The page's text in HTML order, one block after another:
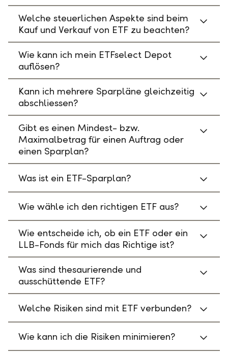
Welche steuerlichen Aspekte sind beim
Kauf und Verkauf von ETF zu beachten?
Wie kann ich mein ETFselect Depot
auflösen?
Kann ich mehrere Sparpläne gleichzeitig
abschliessen?
Gibt es einen Mindest- bzw.
Maximalbetrag für einen Auftrag oder
einen Sparplan?
Was ist ein ETF-Sparplan?
Wie wähle ich den richtigen ETF aus?
Wie entscheide ich, ob ein ETF oder ein
LLB-Fonds für mich das Richtige ist?
Was sind thesaurierende und
ausschüttende ETF?
Welche Risiken sind mit ETF verbunden?
Wie kann ich die Risiken minimieren?